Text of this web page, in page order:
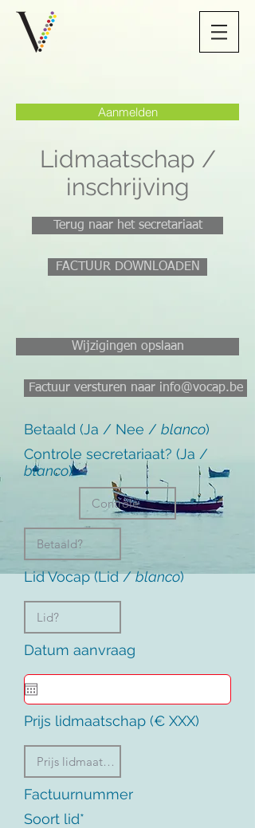
Aanmelden
Lidmaatschap /
inschrijving
Terug naar het secretariaat
FACTUUR DOWNLOADEN
Wijzigingen opslaan
Factuur versturen naar info@vocap.be
Betaald (Ja / Nee / blanco)
Controle secretariaat? (Ja /
blanco)
Lid Vocap (Lid /blanco)
Datum aanvraag
Prijs lidmaatschap (€ XXX)
Factuurnummer
Soort lid*